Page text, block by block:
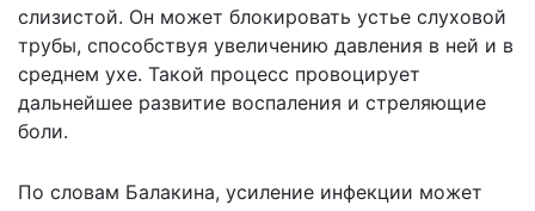
слизистой. Он может блокировать устье слуховой
трубы, способствуя увеличению давления в ней и в
среднем ухе. Такой процесс провоцирует
дальнейшее развитие воспаления и стреляющие
боли.
По словам Балакина, усиление инфекции может